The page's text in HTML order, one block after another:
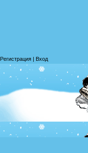
Регистрация| Вход